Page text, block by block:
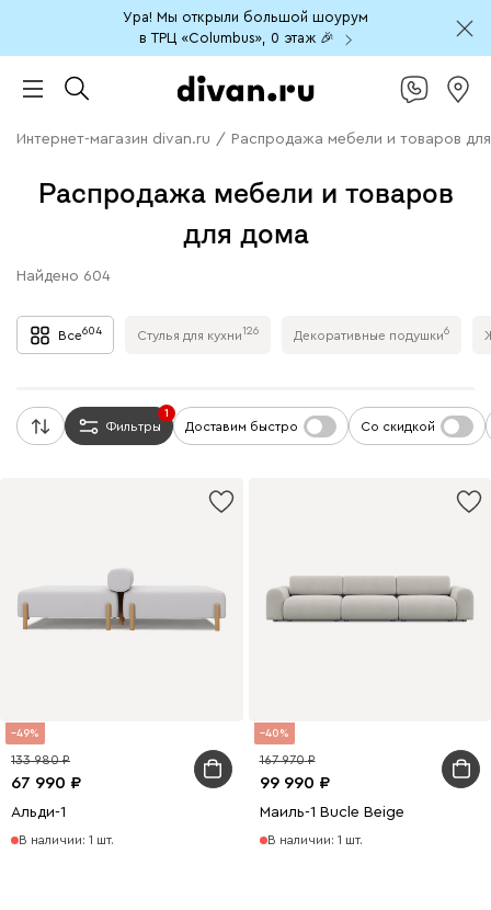
Ура! Мы открыли большой шоурум
в ТРЦ «Columbus», 0 этаж 🎉
Интернет-магазин divan.ru / Распродажа мебели и товаров
Распродажа мебели и товаров
для дома
Найдено 604
Все604 Стулья для кухни 126 Декоративные подушки6
Фильтры
1
Доставим быстро Со скидкой
49
67 990
133 980
Альди-1
В наличии: 1 шт.
40
99 990
167 970
Маиль-1 Bucle Beige
В наличии: 1 шт.